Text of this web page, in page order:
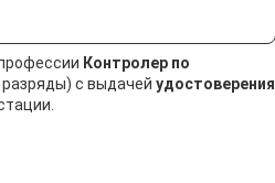
Контролер по
с выдачей удостоверения